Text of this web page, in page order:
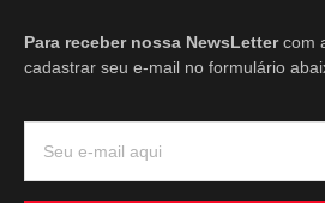
Para receber nossa NewsLettercom
cadastrar seu e-mail no formulário